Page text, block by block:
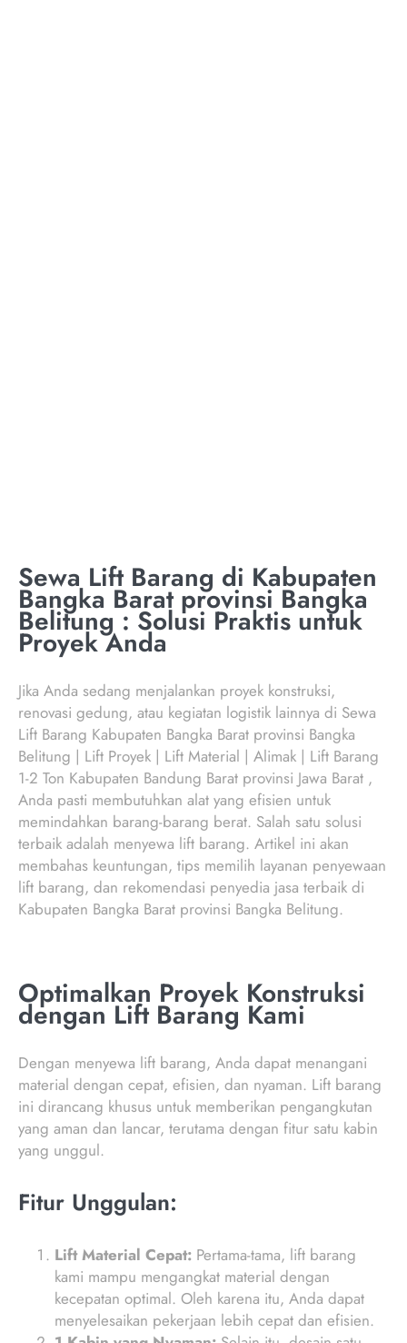
Sewa Lift Barang di Kabupaten
Bangka Barat provinsi Bangka
Belitung : Solusi Praktis untuk
Proyek Anda
Jika Anda sedang menjalankan proyek konstruksi,
renovasi gedung, atau kegiatan logistik lainnya di Sewa
Lift Barang Kabupaten Bangka Barat provinsi Bangka
Belitung | Lift Proyek | Lift Material | Alimak | Lift Barang
1-2 Ton Kabupaten Bandung Barat provinsi Jawa Barat ,
Anda pasti membutuhkan alat yang efisien untuk
memindahkan barang-barang berat. Salah satu solusi
terbaik adalah menyewa lift barang. Artikel ini akan
membahas keuntungan, tips memilih layanan penyewaan
lift barang, dan rekomendasi penyedia jasa terbaik di
Kabupaten Bangka Barat provinsi Bangka Belitung.
Optimalkan Proyek Konstruksi
dengan Lift Barang Kami
Dengan menyewa lift barang, Anda dapat menangani
material dengan cepat, efisien, dan nyaman. Lift barang
ini dirancang khusus untuk memberikan pengangkutan
yang aman dan lancar, terutama dengan fitur satu kabin
yang unggul.
Fitur Unggulan:
Lift Material Cepat: Pertama-tama, lift barang
kami mampu mengangkat material dengan
kecepatan optimal. Oleh karena itu, Anda dapat
menyelesaikan pekerjaan lebih cepat dan efisien.